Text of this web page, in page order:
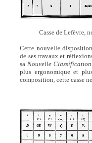
Casse de Lefèvre,
Cette nouvelle
de ses travaux et
sa Nouvelle
plus ergonomique et
composition, cette casse